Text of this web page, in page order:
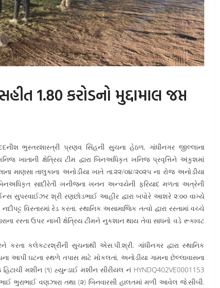
1.80 કરોડનો મુદ્દામાલ જપ્ત
ભુસ્તરશાસ્ત્રી પ્રણવ સિંહની સુચના હેઠળ, ગાંધીનગર જીલ્લાના
ખાતાની ક્ષેત્રિય ટીમ દ્વારા બિનઅધિકૃત ખનિજ પ્રવૃત્તિને અંકુશમાં
માણસા તાલુકાના અનોડીયા ખાતે તા.૨૨/૦૪/૨૦૨૫ ના રોજ અનોડીયા
બિનઅધિકૃત સાદીરેતી ખનીજના ખનન અન્વયેની ફરિયાદ મળતા અત્રેની
સુપરવાઈઝર શ્રી રણછોડભાઈ આહીર દ્વારા બપોરે આશરે ૨:૦૦ વાગ્યે
વિસ્તારમાં રેડ કરતા, સ્થાનિક અસામાજિક તત્વો દ્વારા રસ્તામાં વચ્ચે
રસ્તા ઉપર નાખી ક્ષેત્રિય ટીમને નુકશાન થાય તેવા સાધનો વડે રૂકાવટ
કલેકટરશ્રીની સુચનાથી એસ.પી.શ્રી, ગાંધીનગર દ્વારા સ્થાનિક
આપી ઘટના સ્થળે તપાસ માટે મોકલતાં, અનોડીયા ગામના છેલ્લાવાસના
હિટાચી મશીન (૧) હ્યુન્ડાઈ મશીન સીરીયલ નં HYNDQ402VE0001153
ભુરાભાઈ વણઝારા તથા (૨) બિનવારસી હાલતમાં મળી આવેલ જે.સીબી.